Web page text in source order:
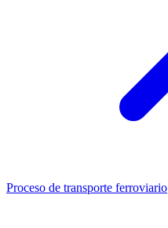
Proceso de transporte ferroviario